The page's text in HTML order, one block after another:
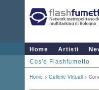
Home Artisti
Cos'è Flashfumetto
Home > Gallerie Virtuali >